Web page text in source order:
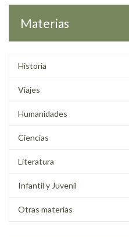
Materias
Historia
Viajes
Humanidades
Ciencias
Literatura
Infantil y Juvenil
Otras materias